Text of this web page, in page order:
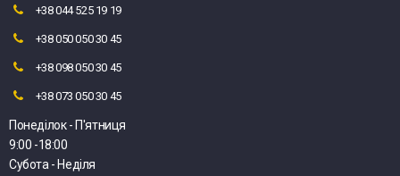
+38 044 525 19 19
+38 050 050 30 45
+38 098 050 30 45
+38 073 050 30 45
Понеділок - П'ятниця
9:00 -18:00
Субота - Неділя